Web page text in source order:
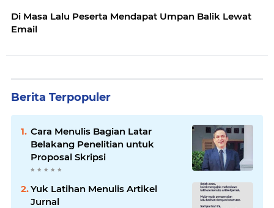
Di Masa Lalu Peserta Mendapat Umpan Balik Lewat
Email
Berita Terpopuler
Cara Menulis Bagian Latar
Belakang Penelitian untuk
Proposal Skripsi
Yuk Latihan Menulis Artikel
Jurnal